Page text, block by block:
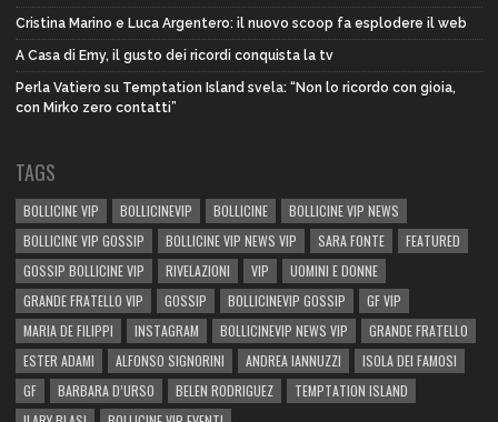
Cristina Marino e Luca Argentero: il nuovo scoop fa esplodere il web
A Casa di Emy, il gusto dei ricordi conquista la tv
Perla Vatiero su Temptation Island svela: “Non lo ricordo con gioia,
con Mirko zero contatti”
TAGS
BOLLICINE VIP BOLLICINEVIP BOLLICINE
BOLLICINE VIP NEWS
BOLLICINE VIP GOSSIP
BOLLICINE VIP NEWS VIP SARA FONTE
FEATURED
GOSSIP BOLLICINE VIP
RIVELAZIONI VIP
UOMINI E DONNE
GRANDE FRATELLO VIP
GOSSIP BOLLICINEVIP GOSSIP
GF VIP
MARIA DE FILIPPI
INSTAGRAM BOLLICINEVIP NEWS VIP
GRANDE FRATELLO
ESTER ADAMI
ALFONSO SIGNORINI ANDREA IANNUZZI
ISOLA DEI FAMOSI
GF
BARBARA D’URSO BELEN RODRIGUEZ
TEMPTATION ISLAND